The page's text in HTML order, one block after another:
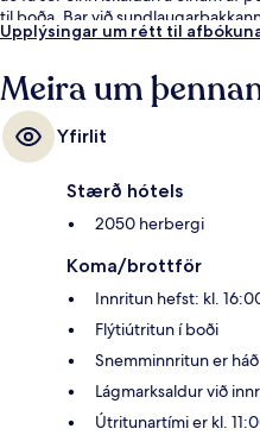
til boða. Bar við
aðgangur að skemmtigarði eru
sundlaugin og hjálpsamt starfsfólk.
Upplýsingar um rétt til
Meira um
Yfirlit
Stærð hótels
2050 herbergi
Koma/brottför
Innritun hefst: kl.
Flýtiútritun í boði
Snemminnritun er
Lágmarksaldur við
Útritunartími er kl.